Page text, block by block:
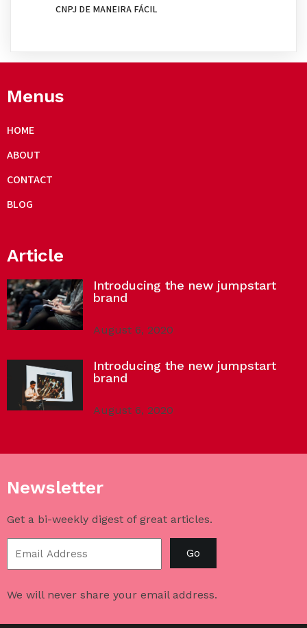
CNPJ DE MANEIRA FÁCIL
Menus
HOME
ABOUT
CONTACT
BLOG
Article
Introducing the new jumpstart
brand
August 6, 2020
Introducing the new jumpstart
brand
August 6, 2020
Newsletter
Get a bi-weekly digest of great articles.
Go
We will never share your email address.